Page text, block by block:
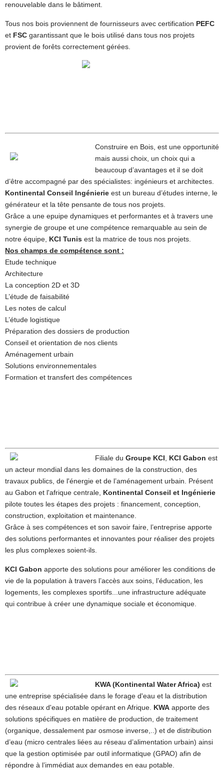
renouvelable dans le bâtiment.
Tous nos bois proviennent de fournisseurs avec certification PEFC
et FSC garantissant que le bois utilisé dans tous nos projets
provient de forêts correctement gérées.
Construire en Bois, est une opportunité
mais aussi choix, un choix qui a
beaucoup d’avantages et il se doit
d’être accompagné par des spécialistes: ingénieurs et architectes.
Kontinental Conseil Ingénierie est un bureau d’études interne, le
générateur et la tête pensante de tous nos projets.
Grâce a une epuipe dynamiques et performantes et à travers une
synergie de groupe et une compétence remarquable au sein de
notre équipe, KCI Tunis est la matrice de tous nos projets.
Nos champs de compétence sont :
Etude technique
Architecture
La conception 2D et 3D
L’étude de faisabilité
Les notes de calcul
L’étude logistique
Préparation des dossiers de production
Conseil et orientation de nos clients
Aménagement urbain
Solutions environnementales
Formation et transfert des compétences
Filiale du Groupe KCI KCI Gabon est
un acteur mondial dans les domaines de la construction, des
travaux publics, de l'énergie et de l’aménagement urbain. Présent
au Gabon et l'afrique centrale, Kontinental Conseil et Ingénierie
pilote toutes les étapes des projets : financement, conception,
construction, exploitation et maintenance.
Grâce à ses compétences et son savoir faire, l’entreprise apporte
des solutions performantes et innovantes pour réaliser des projets
les plus complexes soient-ils.
KCI Gabon apporte des solutions pour améliorer les conditions de
vie de la population à travers l’accès aux soins, l’éducation, les
logements, les complexes sportifs...une infrastructure adéquate
qui contribue à créer une dynamique sociale et économique.
KWA (Kontinental Water Africa) est
une entreprise spécialisée dans le forage d'eau et la distribution
des réseaux d'eau potable opérant en Afrique. KWA apporte des
solutions spécifiques en matière de production, de traitement
(organique, dessalement par osmose inverse,..) et de distribution
d’eau (micro centrales liées au réseau d’alimentation urbain) ainsi
que la gestion optimisée par outil informatique (GPAO) afin de
répondre à l’immédiat aux demandes en eau potable.